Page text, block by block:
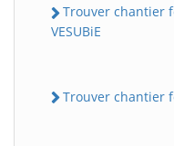
Trouver chantier
VESUBiE
Trouver chantier